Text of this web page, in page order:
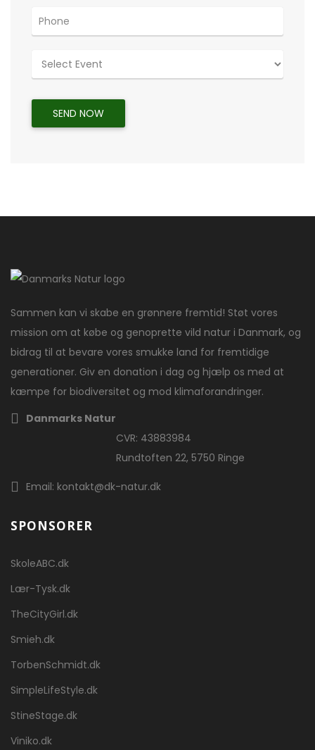
Sammen kan vi skabe en grønnere fremtid! Støt vores
mission om at købe og genoprette vild natur i Danmark, og
bidrag til at bevare vores smukke land for fremtidige
generationer. Giv en donation i dag og hjælp os med at
kæmpe for biodiversitet og mod klimaforandringer.
Danmarks Natur
CVR: 43883984
Rundtoften 22, 5750 Ringe
Email: kontakt@dk-natur.dk
SPONSORER
SkoleABC.dk
Lær-Tysk.dk
TheCityGirl.dk
Smieh.dk
TorbenSchmidt.dk
SimpleLifeStyle.dk
StineStage.dk
Viniko.dk